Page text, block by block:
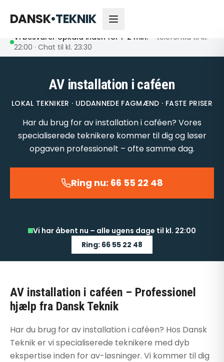
DANSK•TEKNIK
Åbent nu
Vi besvarer opkald inden for 1-2 min. – telefontid til kl.
22:00 · Chat til kl. 23:30
AV installation i caféen
LOKAL TEKNIKER · UDDANNEDE FAGMÆND · FASTE PRISER
Har du brug for av installation i caféen? Vores
specialiserede teknikere kommer til dig og løser
opgaven professionelt – ofte samme dag.
Ring nu: 66 55 22 48
Vi har åbent nu – alle ugens dage til kl. 22:00
Ring: 66 55 22 48
AV installation i caféen – Professionel
hjælp fra Dansk Teknik
Har du brug for av installation i caféen? Hos Dansk
Teknik er vi specialiserede teknikere med dyb
ekspertise inden for av-løsninger. Vi kommer til dig